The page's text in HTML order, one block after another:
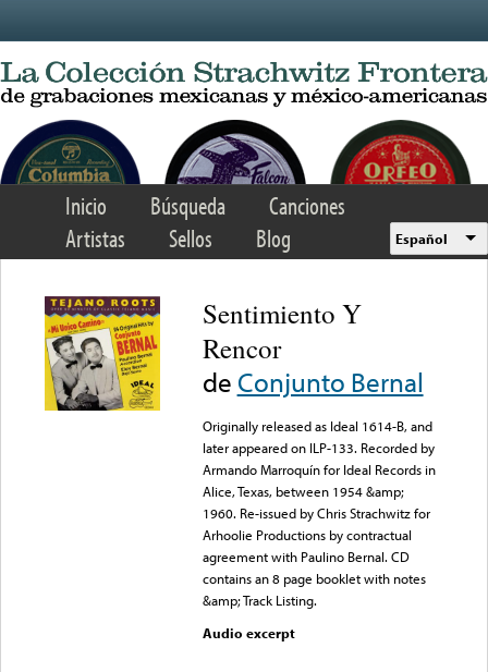
Inicio Búsqueda
Canciones
Artistas
Sellos Blog Español
Sentimiento Y
Rencor
de Conjunto Bernal
Originally released as Ideal 1614-B, and
later appeared on ILP-133. Recorded by
Armando Marroquín for Ideal Records in
Alice, Texas, between 1954 &amp;
1960. Re-issued by Chris Strachwitz for
Arhoolie Productions by contractual
agreement with Paulino Bernal. CD
contains an 8 page booklet with notes
&amp; Track Listing.
Audio excerpt